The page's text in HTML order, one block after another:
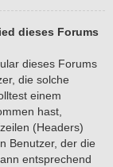
dieses Forums
dieses Forums
die solche
einem
hast,
(Headers)
Benutzer, der die
entsprechend